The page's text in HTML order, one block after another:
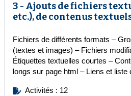
3 - Ajouts de fichiers
etc.), de contenus
Fichiers de différents formats –
(textes et images) – Fichiers
Étiquettes textuelles courtes –
longs sur page html – Liens et liste
Activités : 12